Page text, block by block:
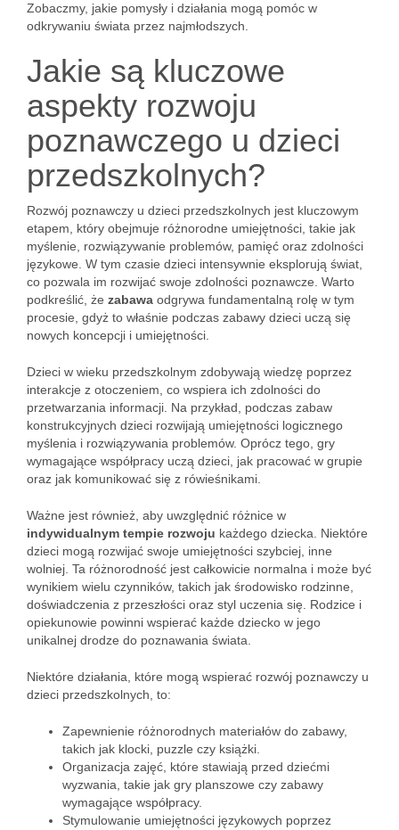
Zobaczmy, jakie pomysły i działania mogą pomóc w
odkrywaniu świata przez najmłodszych.
Jakie są kluczowe
aspekty rozwoju
poznawczego u dzieci
przedszkolnych?
Rozwój poznawczy u dzieci przedszkolnych jest kluczowym
etapem, który obejmuje różnorodne umiejętności, takie jak
myślenie, rozwiązywanie problemów, pamięć oraz zdolności
językowe. W tym czasie dzieci intensywnie eksplorują świat,
co pozwala im rozwijać swoje zdolności poznawcze. Warto
podkreślić, że zabawa odgrywa fundamentalną rolę w tym
procesie, gdyż to właśnie podczas zabawy dzieci uczą się
nowych koncepcji i umiejętności.
Dzieci w wieku przedszkolnym zdobywają wiedzę poprzez
interakcje z otoczeniem, co wspiera ich zdolności do
przetwarzania informacji. Na przykład, podczas zabaw
konstrukcyjnych dzieci rozwijają umiejętności logicznego
myślenia i rozwiązywania problemów. Oprócz tego, gry
wymagające współpracy uczą dzieci, jak pracować w grupie
oraz jak komunikować się z rówieśnikami.
Ważne jest również, aby uwzględnić różnice w
indywidualnym tempie rozwoju każdego dziecka. Niektóre
dzieci mogą rozwijać swoje umiejętności szybciej, inne
wolniej. Ta różnorodność jest całkowicie normalna i może być
wynikiem wielu czynników, takich jak środowisko rodzinne,
doświadczenia z przeszłości oraz styl uczenia się. Rodzice i
opiekunowie powinni wspierać każde dziecko w jego
unikalnej drodze do poznawania świata.
Niektóre działania, które mogą wspierać rozwój poznawczy u
dzieci przedszkolnych, to:
Zapewnienie różnorodnych materiałów do zabawy,
takich jak klocki, puzzle czy książki.
Organizacja zajęć, które stawiają przed dziećmi
wyzwania, takie jak gry planszowe czy zabawy
wymagające współpracy.
Stymulowanie umiejętności językowych poprzez